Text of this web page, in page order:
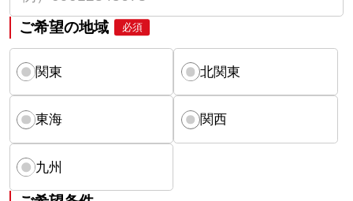
ご希望の地域 必須
関東 北関東
東海 関西
九州